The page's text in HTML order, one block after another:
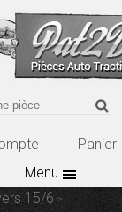
Panier
Menu
15/6